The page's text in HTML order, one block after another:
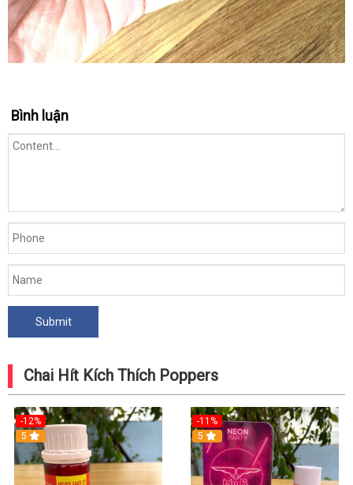
Bình luận
Chai Hít Kích Thích Poppers
-12%
5
-11%
5